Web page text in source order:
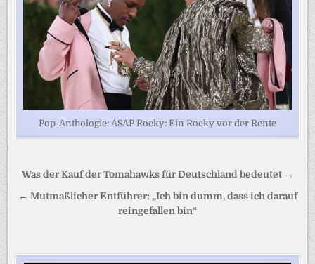
Pop-Anthologie: A$AP Rocky: Ein Rocky vor der Rente
Beitragsnavigation
Was der Kauf der Tomahawks für Deutschland bedeutet →
← Mutmaßlicher Entführer: „Ich bin dumm, dass ich darauf
reingefallen bin“